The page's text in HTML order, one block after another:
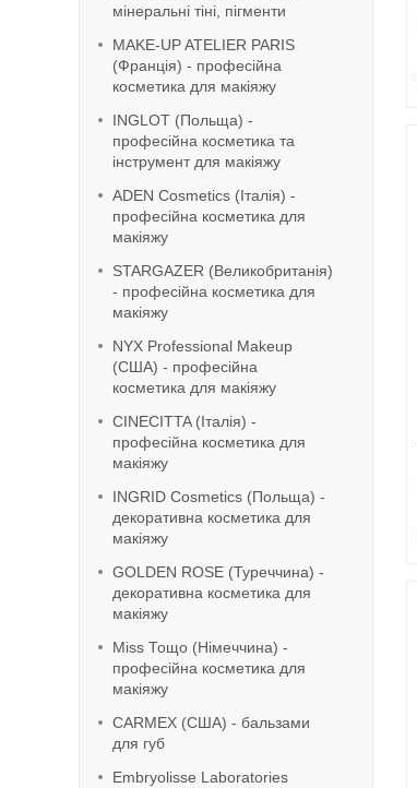
мінеральні тіні, пігменти
MAKE-UP ATELIER PARIS
(Франція) - професійна
косметика для макіяжу
INGLOT (Польща) -
професійна косметика та
інструмент для макіяжу
ADEN Cosmetics (Італія) -
професійна косметика для
макіяжу
STARGAZER (Великобританія)
- професійна косметика для
макіяжу
NYX Professional Makeup
(США) - професійна
косметика для макіяжу
CINECITTA (Італія) -
професійна косметика для
макіяжу
INGRID Cosmetics (Польща) -
декоративна косметика для
макіяжу
GOLDEN ROSE (Туреччина) -
декоративна косметика для
макіяжу
Miss Тощо (Німеччина) -
професійна косметика для
макіяжу
CARMEX (США) - бальзами
для губ
Embryolisse Laboratories